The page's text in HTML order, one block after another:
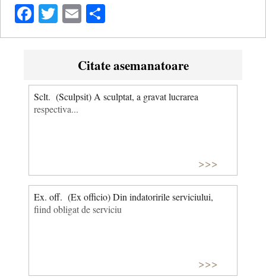
Facebook
Twitter
Email
Citate asemanatoare
Sclt. (Sculpsit) A sculptat, a gravat lucrarea
respectiva...
>>>
Ex. off. (Ex officio) Din indatoririle serviciului,
fiind obligat de serviciu
>>>